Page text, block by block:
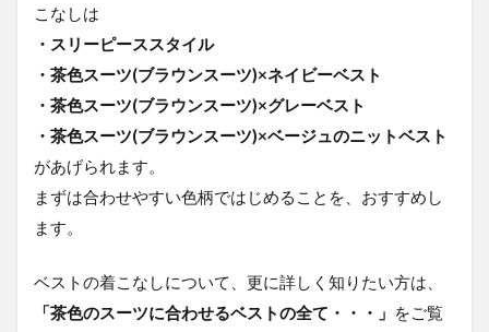
こなしは
・スリーピーススタイル
・茶色スーツ(ブラウンスーツ)×ネイビーベスト
・茶色スーツ(ブラウンスーツ)×グレーベスト
・茶色スーツ(ブラウンスーツ)×ベージュのニットベスト
があげられます。
まずは合わせやすい色柄ではじめることを、おすすめし
ます。
ベストの着こなしについて、更に詳しく知りたい方は、
「茶色のスーツに合わせるベストの全て・・・」 をご覧